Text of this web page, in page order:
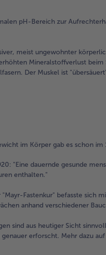
pH-Bereich zur
meist ungewohnter
Mineralstoffverlust
Der Muskel ist
im Körper gab es schon im
"Eine dauernde gesunde
enthalten."
Fastenkur" befasste sich
anhand verschiedener
sind aus heutiger Sicht
erforscht. Mehr dazu